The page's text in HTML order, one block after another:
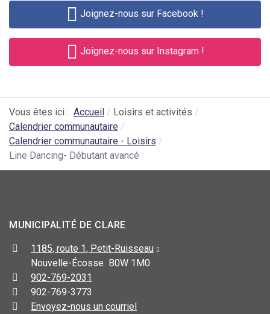
Joignez-nous sur Facebook !
Joignez-nous sur Instagram !
Vous êtes ici : Accueil
Loisirs et activités
Calendrier communautaire
Calendrier communautaire - Loisirs
Line Dancing- Débutant avancé
MUNICIPALITÉ DE CLARE
1185, route 1, Petit-Ruisseau
Nouvelle-Écosse B0W 1M0
902-769-2031
902-769-3773
Envoyez-nous un courriel